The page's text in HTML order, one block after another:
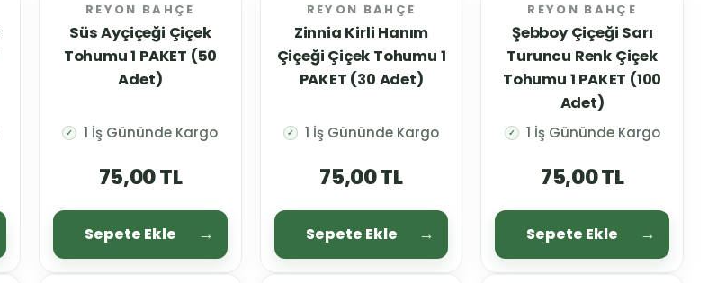
REYON BAHÇE
Süs Ayçiçeği Çiçek
Tohumu 1 PAKET (50
Adet)
✓ 1 İş Gününde Kargo
75,00 TL
Sepete Ekle
REYON BAHÇE
Zinnia Kirli Hanım
Çiçeği Çiçek Tohumu 1
PAKET (30 Adet)
✓ 1 İş Gününde Kargo
75,00 TL
Sepete Ekle
REYON BAHÇE
Şebboy Çiçeği Sarı
Turuncu Renk Çiçek
Tohumu 1 PAKET (100
Adet)
✓ 1 İş Gününde Kargo
75,00 TL
Sepete Ekle